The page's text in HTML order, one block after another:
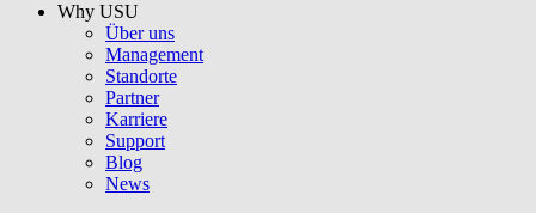
Why USU
Über uns
Management
Standorte
Partner
Karriere
Support
Blog
News